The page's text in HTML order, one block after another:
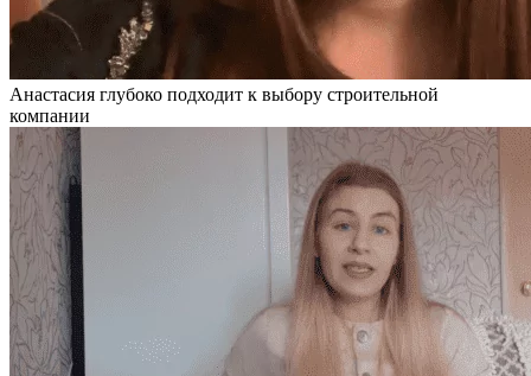
Анастасия глубоко подходит к выбору строительной
компании